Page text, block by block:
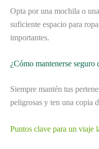
Opta por una mochila o
suficiente espacio para
importantes.
¿Cómo mantenerse seguro
Siempre mantén tus
peligrosas y ten una copia
Puntos clave para un viaje